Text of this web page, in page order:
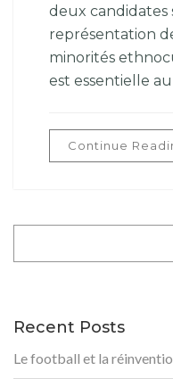
deux candidates
représentation
minorités
est essentielle
Continue
Recent Posts
Le football et la